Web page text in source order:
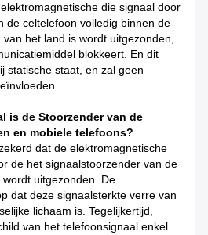
die signaal door
de celtelefoon volledig binnen de
het land is wordt uitgezonden,
blokkeert. En dit
statische staat, en zal geen
is de Stoorzender van de
en mobiele telefoons?
dat de elektromagnetische
de het signaalstoorzender van de
uitgezonden. De
dat deze signaalsterkte verre van
lichaam is. Tegelijkertijd,
van het telefoonsignaal enkel